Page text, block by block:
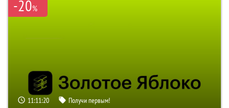
-20%
11:11:20 Получи первым!